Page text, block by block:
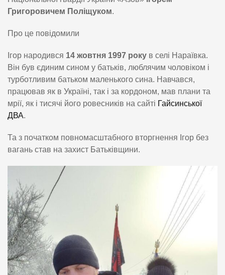
Григоровичем Поліщуком.
Про це повідомили
Ігор народився 14 жовтня 1997 року в селі Нараївка.
Він був єдиним сином у батьків, люблячим чоловіком і
турботливим батьком маленького сина. Навчався,
працював як в Україні, так і за кордоном, мав плани та
мрії, як і тисячі його ровесників на сайті Гайсинської
ДВА.
Та з початком повномасштабного вторгнення Ігор без
вагань став на захист Батьківщини.